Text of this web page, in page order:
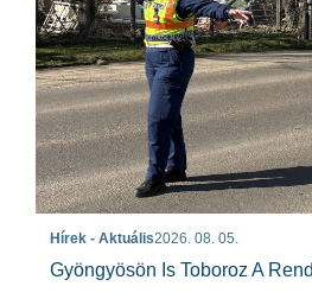
Hírek - Aktuális2026. 08. 05.
Gyöngyösön Is Toboroz A